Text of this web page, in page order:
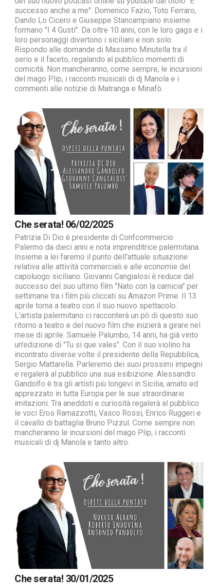
successo anche a me". Domenico Fazio, Toto Ferraro,
Danilo Lo Cicero e Giuseppe Stancampiano insieme
formano "I 4 Gusti". Da oltre 10 anni, con le loro gags e i
loro personaggi divertono i siciliani e non solo.
Rispondo alle domande di Massimo Minutella tra il
serio e il faceto, regalando al pubblico momenti di
comicità. Non mancheranno, come sempre, le incursioni
del mago Plip, i racconti musicali di dj Manola e i
commenti alle notizie di Matranga e Minafò.
Che serata! 06/02/2025
Patrizia Di Dio è presidente di Confcommercio
Palermo da dieci anni e nota imprenditrice palermitana.
Insieme a lei faremo il punto dell'attuale situazione
relativa alle attività commerciali e alle economie del
capoluogo siciliano. Giovanni Cangialosi è reduce dal
successo del suo ultimo film "Nato con la camicia" per
settimane tra i film più cliccati su Amazon Prime. Il 13
aprile torna a teatro con il suo nuovo spettacolo.
L'artista palermitano ci racconterà un pò di questo suo
ritorno a teatro e del nuovo film che inizierà a girare nel
mese di aprile. Samuele Palumbo, 14 anni, ha già vinto
un'edizione di "Tu si que vales". Con il suo violino ha
incontrato diverse volte il presidente della Repubblica,
Sergio Mattarella. Parleremo dei suoi prossimi impegni
e regalerà al pubblico una sua esibizione. Alessandro
Gandolfo è tra gli artisti più longevi in Sicilia, amato ed
apprezzato in tutta Europa per le sue straordinarie
imitazioni. Tra aneddoti e curiosità regalerà al pubblico
le voci Eros Ramazzotti, Vasco Rossi, Enrico Ruggeri e
il cavallo di battaglia Bruno Pizzul. Come sempre non
mancheranno le incursioni del mago Plip, i racconti
musicali di dj Manola e tanto altro.
Che serata! 30/01/2025